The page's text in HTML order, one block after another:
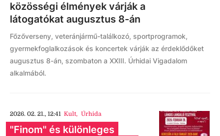
közösségi élmények várják a
látogatókat augusztus 8-án
Főzőverseny, veteránjármű-találkozó, sportprogramok,
gyermekfoglalkozások és koncertek várják az érdeklődőket
augusztus 8-án, szombaton a XXIII. Úrhidai Vigadalom
alkalmából.
2026. 02. 21., 12:41 Kult, Úrhida
"Finom" és különleges